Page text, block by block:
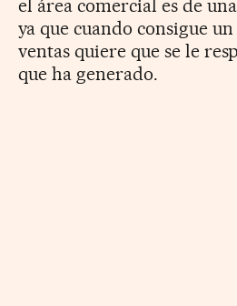
el área comercial es de
ya que cuando consigue
ventas quiere que se le
que ha generado.